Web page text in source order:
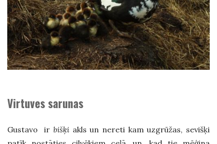
Virtuves sarunas
Gustavo ir bišķi akls un nereti kam uzgrūžas, sevišķi